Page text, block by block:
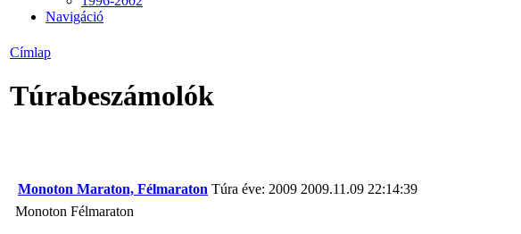
Navigáció
Címlap
Túrabeszámolók
Monoton Maraton, Félmaraton Túra éve: 2009 2009.11.09 22:14:39
Monoton Félmaraton